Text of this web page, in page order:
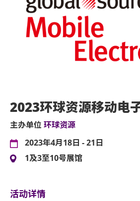
2023环球资源移动电
主办单位 环球资源
2023年4月18日 - 21日
1及3至10号展馆
活动详情